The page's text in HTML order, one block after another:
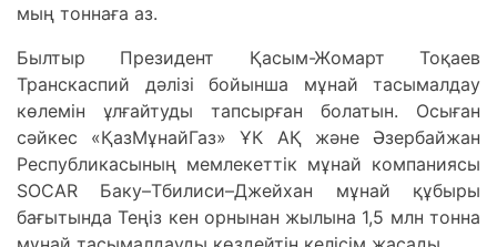
мың тоннаға аз.
Былтыр Президент Қасым-Жомарт Тоқаев
Транскаспий дәлізі бойынша мұнай тасымалдау
көлемін ұлғайтуды тапсырған болатын. Осыған
сәйкес «ҚазМұнайГаз» ҰК АҚ және Әзербайжан
Республикасының мемлекеттік мұнай компаниясы
SOCAR Баку–Тбилиси–Джейхан мұнай құбыры
бағытында Теңіз кен орнынан жылына 1,5 млн тонна